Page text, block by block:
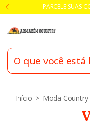
PARCELE SUAS
Início > Moda Country